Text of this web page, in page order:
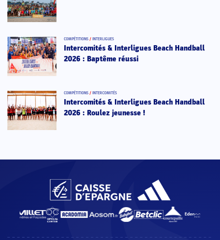
COMPÉTITIONS / INTERLIGUES
Intercomités & Interligues Beach Handball
2026 : Baptême réussi
COMPÉTITIONS / INTERCOMITÉS
Intercomités & Interligues Beach Handball
2026 : Roulez jeunesse !